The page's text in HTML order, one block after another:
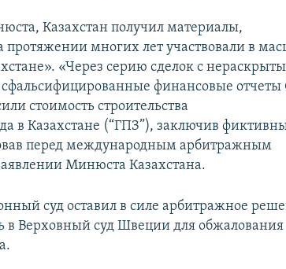
Казахстан получил материалы,
многих лет участвовали в
«Через серию сделок с
финансовые отчеты
стоимость строительства
в Казахстане (“ГПЗ”), заключив
перед международным арбитражным
Минюста Казахстана.
суд оставил в силе арбитражное
в Верховный суд Швеции для обжалования